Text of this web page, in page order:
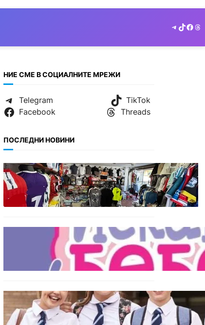
Telegram
TikTok
НИЕ СМЕ В СОЦИАЛНИТЕ МРЕЖИ
Telegram
TikTok
Facebook
Threads
ПОСЛЕДНИ НОВИНИ
БЪЛГАРИЯ
Иззеха фалшиви стоки за
близо 650 000 евро при
акция във Варна и „Златни
пясъци“
Инвитро подкрепата под
въпрос? „Искам бебе“ се
обяви срещу
прехвърлянето на Центъра
ИКОНОМИКА
Колко ще струват
училищните униформи във